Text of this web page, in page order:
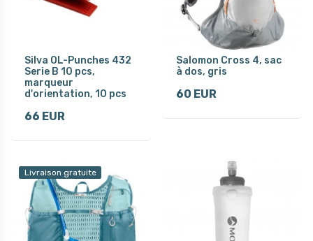
Silva OL-Punches 432
Serie B 10 pcs,
marqueur
d'orientation, 10 pcs
66 EUR
Salomon Cross 4, sac
à dos, gris
60 EUR
Livraison gratuite